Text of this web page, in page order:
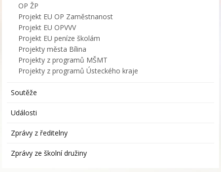
OP ŽP
Projekt EU OP Zaměstnanost
Projekt EU OPVVV
Projekt EU peníze školám
Projekty města Bílina
Projekty z programů MŠMT
Projekty z programů Ústeckého kraje
Soutěže
Události
Zprávy z ředitelny
Zprávy ze školní družiny